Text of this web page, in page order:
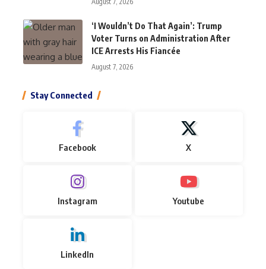
‘I Wouldn’t Do That Again’: Trump
Voter Turns on Administration After
ICE Arrests His Fiancée
August 7, 2026
Stay Connected
Facebook X
Instagram Youtube
LinkedIn